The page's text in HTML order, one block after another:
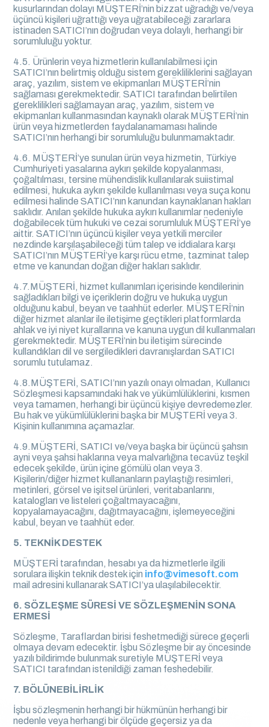
kusurlarından dolayı MÜŞTERİ’nin bizzat uğradığı ve/veya
üçüncü kişileri uğrattığı veya uğratabileceği zararlara
istinaden SATICI’nın doğrudan veya dolaylı, herhangi bir
sorumluluğu yoktur.
4.5. Ürünlerin veya hizmetlerin kullanılabilmesi için
SATICI’nın belirtmiş olduğu sistem gerekliliklerini sağlayan
araç, yazılım, sistem ve ekipmanları MÜŞTERİ’nin
sağlaması gerekmektedir. SATICI tarafından belirtilen
gereklilikleri sağlamayan araç, yazılım, sistem ve
ekipmanları kullanmasından kaynaklı olarak MÜŞTERİ’nin
ürün veya hizmetlerden faydalanamaması halinde
SATICI’nın herhangi bir sorumluluğu bulunmamaktadır.
4.6. MÜŞTERİ’ye sunulan ürün veya hizmetin, Türkiye
Cumhuriyeti yasalarına aykırı şekilde kopyalanması,
çoğaltılması, tersine mühendislik kullanılarak suiistimal
edilmesi, hukuka aykırı şekilde kullanılması veya suça konu
edilmesi halinde SATICI’nın kanundan kaynaklanan hakları
saklıdır. Anılan şekilde hukuka aykırı kullanımlar nedeniyle
doğabilecek tüm hukuki ve cezai sorumluluk MÜŞTERİ’ye
aittir. SATICI’nın üçüncü kişiler veya yetkili merciler
nezdinde karşılaşabileceği tüm talep ve iddialara karşı
SATICI’nın MÜŞTERİ’ye karşı rücu etme, tazminat talep
etme ve kanundan doğan diğer hakları saklıdır.
4.7.MÜŞTERİ, hizmet kullanımları içerisinde kendilerinin
sağladıkları bilgi ve içeriklerin doğru ve hukuka uygun
olduğunu kabul, beyan ve taahhüt ederler. MÜŞTERİ’nin
diğer hizmet alanlar ile iletişime geçtikleri platformlarda
ahlak ve iyi niyet kurallarına ve kanuna uygun dil kullanmaları
gerekmektedir. MÜŞTERİ’nin bu iletişim sürecinde
kullandıkları dil ve sergiledikleri davranışlardan SATICI
sorumlu tutulamaz.
4.8.MÜŞTERİ, SATICI’nın yazılı onayı olmadan, Kullanıcı
Sözleşmesi kapsamındaki hak ve yükümlülüklerini, kısmen
veya tamamen, herhangi bir üçüncü kişiye devredemezler.
Bu hak ve yükümlülüklerini başka bir MÜŞTERİ veya 3.
Kişinin kullanımına açamazlar.
4.9.MÜŞTERİ, SATICI ve/veya başka bir üçüncü şahsın
ayni veya şahsi haklarına veya malvarlığına tecavüz teşkil
edecek şekilde, ürün içine gömülü olan veya 3.
Kişilerin/diğer hizmet kullananların paylaştığı resimleri,
metinleri, görsel ve işitsel ürünleri, veritabanlarını,
katalogları ve listeleri çoğaltmayacağını,
kopyalamayacağını, dağıtmayacağını, işlemeyeceğini
kabul, beyan ve taahhüt eder.
5. TEKNİK DESTEK
MÜŞTERİ tarafından, hesabı ya da hizmetlerle ilgili
sorulara ilişkin teknik destek için info@vimesoft.com
mail adresini kullanarak SATICI’ya ulaşılabilecektir.
6. SÖZLEŞME SÜRESİ VE SÖZLEŞMENİN SONA
ERMESİ
Sözleşme, Taraflardan birisi feshetmediği sürece geçerli
olmaya devam edecektir. İşbu Sözleşme bir ay öncesinde
yazılı bildirimde bulunmak suretiyle MÜŞTERİ veya
SATICI tarafından istenildiği zaman feshedebilir.
7. BÖLÜNEBİLİRLİK
İşbu sözleşmenin herhangi bir hükmünün herhangi bir
nedenle veya herhangi bir ölçüde geçersiz ya da